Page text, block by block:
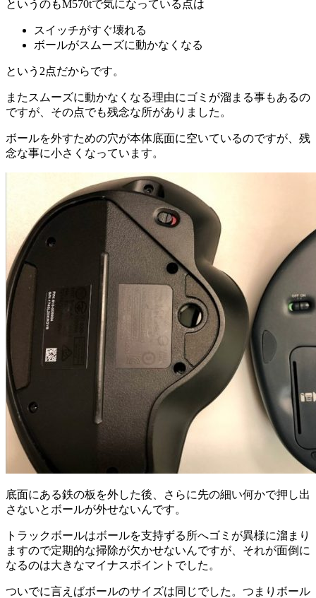
というのもM570tで気になっている点は
スイッチがすぐ壊れる
ボールがスムーズに動かなくなる
という2点だからです。
またスムーズに動かなくなる理由にゴミが溜まる事もあるの
ですが、その点でも残念な所がありました。
ボールを外すための穴が本体底面に空いているのですが、残
念な事に小さくなっています。
底面にある鉄の板を外した後、さらに先の細い何かで押し出
さないとボールが外せないんです。
トラックボールはボールを支持ずる所へゴミが異様に溜まり
ますので定期的な掃除が欠かせないんですが、それが面倒に
なるのは大きなマイナスポイントでした。
ついでに言えばボールのサイズは同じでした。つまりボール